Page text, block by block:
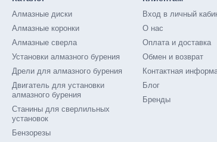
стены или каменную колону, увеличить
бензопилу: рекомендации к
для бензорезов рекомендуют
предназначена оснастка (бензорез, бензопила);
(обычно не менее 12 месяцев, но многое
Алмазные диски
Алмазные коронки
Алмазные сверла
Установки алмазного бурения
Дрели для алмазного бурения
Двигатель для установки
алмазного бурения
Станины для сверлильных
установок
Бензорезы
Вход в личный
О нас
Оплата и доставка
Обмен и возврат
Контактная
Блог
Бренды